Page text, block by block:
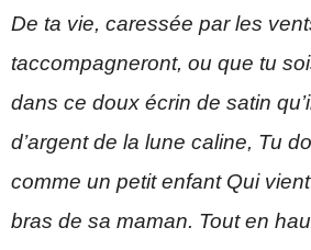
De ta vie, caressée par les
taccompagneront, ou que tu
dans ce doux écrin de satin
d’argent de la lune caline, Tu
comme un petit enfant Qui
bras de sa maman. Tout en